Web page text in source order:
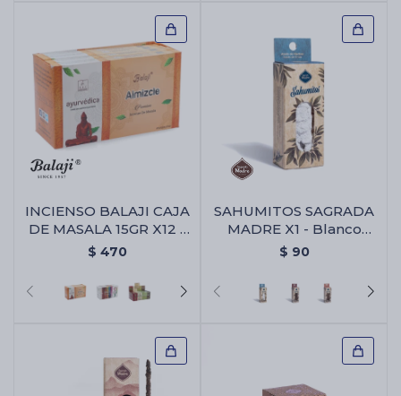
INCIENSO BALAJI CAJA
DE MASALA 15GR X12 -
Almizcle
$ 470
SAHUMITOS SAGRADA
MADRE X1 - Blanco
Yagra
$ 90